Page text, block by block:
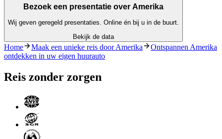
Bezoek een presentatie over Amerika
Wij geven geregeld presentaties. Online én bij u in de buurt.
Bekijk de data
Home Maak een unieke reis door Amerika
Ontspannen Amerika
ontdekken in uw eigen huurauto
Reis zonder zorgen